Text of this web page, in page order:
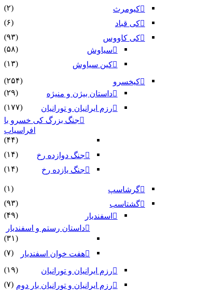
کیومرث
(۲)
کی قباد
(۶)
کی کاووس
(۹۳)
سیاوش
(۵۸)
کین سیاوش
(۱۳)
کیخسرو
(۲۵۴)
داستان بیژن و منیژه
(۲۹)
رزم ایرانیان و تورانیان
(۱۷۷)
جنگ بزرگ کی خسرو با
افراسیاب
(۴۴)
جنگ دوازده رخ
(۱۴)
جنگ یازده رخ
(۱۴)
گرشاسپ
(۱)
گشتاسب
(۹۳)
اسفندیار
(۴۹)
داستان رستم و اسفندیار
(۳۱)
هفت خوان اسفندیار
(۷)
رزم ایرانیان و تورانیان
(۱۹)
رزم ایرانیان و تورانیان بار دوم (۷)